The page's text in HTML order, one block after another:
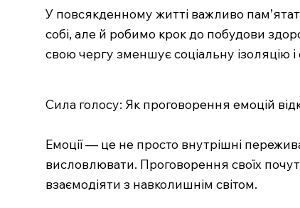
У повсякденному житті важливо
собі, але й робимо крок до побудови
свою чергу зменшує соціальну ізоляцію
Сила голосу: Як проговорення емоцій
Емоції — це не просто внутрішні
висловлювати. Проговорення своїх
взаємодіяти з навколишнім світом.